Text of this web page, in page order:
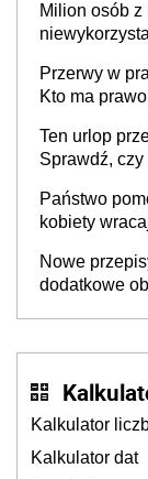
Milion osób z
refundacji,
świadomości
Przerwy w
Kto ma
Ten urlop
Sprawdź,
Państwo
kobiety
Nowe
dodatkowe
Kalkulator
Kalkulator dat